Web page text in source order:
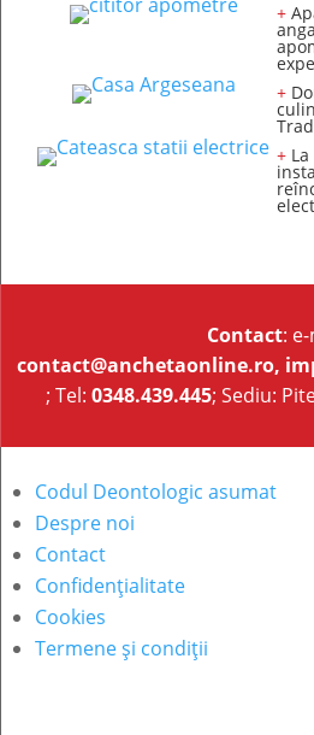
+
+
+
Contact:
contact@anchetaonline.ro,
; Tel: 0348.439.445; Sediu:
Codul Deontologic asumat
Despre noi
Contact
Confidențialitate
Cookies
Termene și condiții